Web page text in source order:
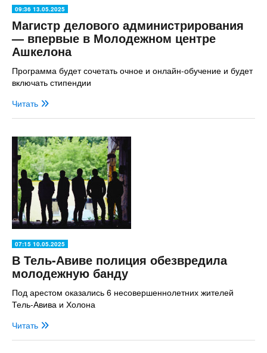
09:36 13.05.2025
Магистр делового администрирования
— впервые в Молодежном центре
Ашкелона
Программа будет сочетать очное и онлайн-обучение и будет
включать стипендии
Читать
07:15 10.05.2025
В Тель-Авиве полиция обезвредила
молодежную банду
Под арестом оказались 6 несовершеннолетних жителей
Тель-Авива и Холона
Читать